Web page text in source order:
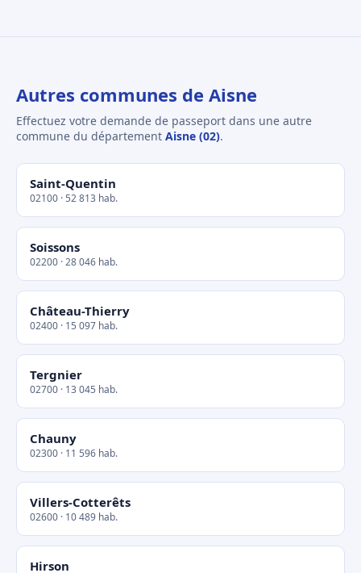
Autres communes de Aisne
Effectuez votre demande de passeport dans une autre
commune du département Aisne (02).
Saint-Quentin
02100 · 52 813 hab.
Soissons
02200 · 28 046 hab.
Château-Thierry
02400 · 15 097 hab.
Tergnier
02700 · 13 045 hab.
Chauny
02300 · 11 596 hab.
Villers-Cotterêts
02600 · 10 489 hab.
Hirson